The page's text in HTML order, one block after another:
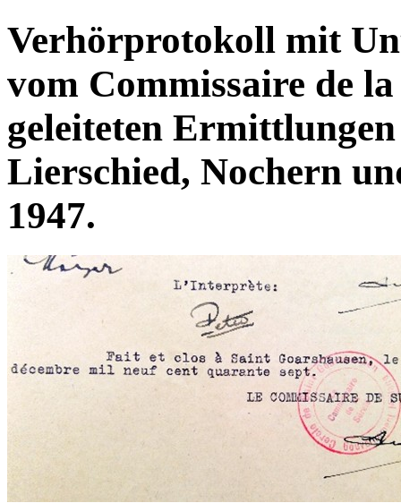
Verhörprotokoll mit
vom Commissaire de
geleiteten
Lierschied, Nochern
1947.